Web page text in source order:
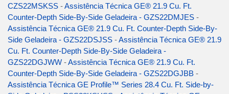
CZS22MSKSS -Assistência Técnica GE® 21.9 Cu. Ft.
Counter-Depth Side-By-Side Geladeira - GZS22DMJES -
Assistência Técnica GE® 21.9 Cu. Ft. Counter-Depth Side-By-
Side Geladeira - GZS22DSJSS -Assistência Técnica GE® 21.9
Cu. Ft. Counter-Depth Side-By-Side Geladeira -
GZS22DGJWW -Assistência Técnica GE® 21.9 Cu. Ft.
Counter-Depth Side-By-Side Geladeira - GZS22DGJBB -
Assistência Técnica GE Profile™ Series 28.4 Cu. Ft. Side-by-